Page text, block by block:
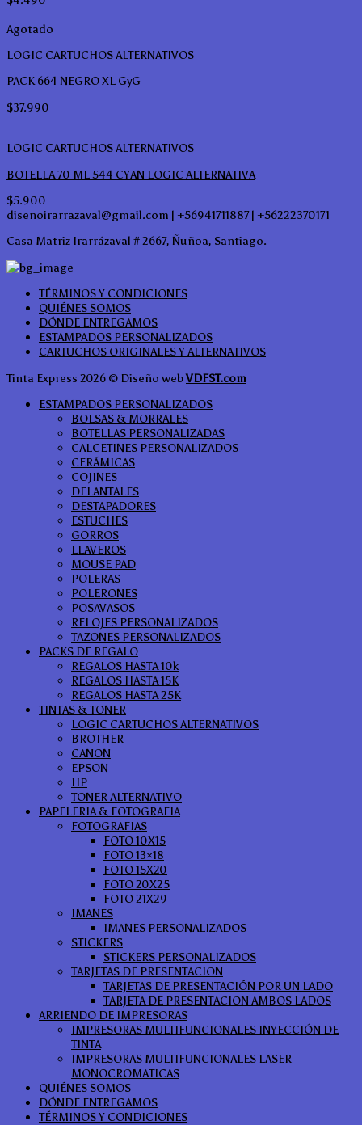
Agotado
LOGIC CARTUCHOS ALTERNATIVOS
PACK 664 NEGRO XL GyG
$37.990
LOGIC CARTUCHOS ALTERNATIVOS
BOTELLA 70 ML 544 CYAN LOGIC ALTERNATIVA
$5.900
disenoirarrazaval@gmail.com | +56941711887 | +56222370171
Casa Matriz Irarrázaval # 2667, Ñuñoa, Santiago.
TÉRMINOS Y CONDICIONES
QUIÉNES SOMOS
DÓNDE ENTREGAMOS
ESTAMPADOS PERSONALIZADOS
CARTUCHOS ORIGINALES Y ALTERNATIVOS
Tinta Express 2026 © Diseño webVDFST.com
ESTAMPADOS PERSONALIZADOS
BOLSAS & MORRALES
BOTELLAS PERSONALIZADAS
CALCETINES PERSONALIZADOS
CERÁMICAS
COJINES
DELANTALES
DESTAPADORES
ESTUCHES
GORROS
LLAVEROS
MOUSE PAD
POLERAS
POLERONES
POSAVASOS
RELOJES PERSONALIZADOS
TAZONES PERSONALIZADOS
PACKS DE REGALO
REGALOS HASTA 10k
REGALOS HASTA 15K
REGALOS HASTA 25K
TINTAS & TONER
LOGIC CARTUCHOS ALTERNATIVOS
BROTHER
CANON
EPSON
HP
TONER ALTERNATIVO
PAPELERIA & FOTOGRAFIA
FOTOGRAFIAS
FOTO 10X15
FOTO 13×18
FOTO 15X20
FOTO 20X25
FOTO 21X29
IMANES
IMANES PERSONALIZADOS
STICKERS
STICKERS PERSONALIZADOS
TARJETAS DE PRESENTACION
TARJETAS DE PRESENTACIÓN POR UN LADO
TARJETA DE PRESENTACION AMBOS LADOS
ARRIENDO DE IMPRESORAS
IMPRESORAS MULTIFUNCIONALES INYECCIÓN DE
TINTA
IMPRESORAS MULTIFUNCIONALES LASER
MONOCROMATICAS
QUIÉNES SOMOS
DÓNDE ENTREGAMOS
TÉRMINOS Y CONDICIONES